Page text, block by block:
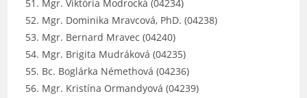
Mgr. Viktória Modrocká (04234)
Mgr. Dominika Mravcová, PhD. (04238)
Mgr. Bernard Mravec (04240)
Mgr. Brigita Mudráková (04235)
Bc. Boglárka Némethová (04236)
Mgr. Kristína Ormandyová (04239)